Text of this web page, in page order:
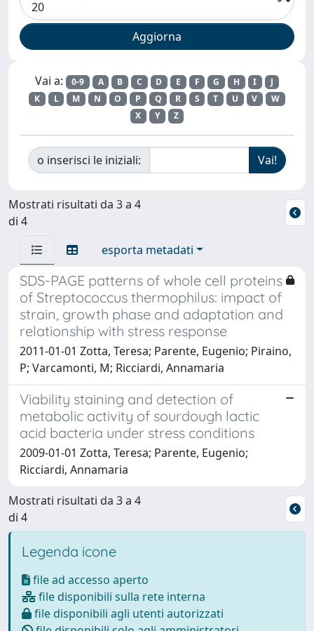
Vai a: 0-9 A B C D E F G H I
J
K
L M N O P Q R S T U V
W
X
Y Z
o inserisci le iniziali:
Mostrati risultati da 3 a 4
di 4
esporta metadati
SDS-PAGE patterns of whole cell proteins
of Streptococcus thermophilus: impact of
strain, growth phase and adaptation and
relationship with stress response
2011-01-01 Zotta, Teresa; Parente, Eugenio; Piraino,
P; Varcamonti, M; Ricciardi, Annamaria
Viability staining and detection of
metabolic activity of sourdough lactic
acid bacteria under stress conditions
2009-01-01 Zotta, Teresa; Parente, Eugenio;
Ricciardi, Annamaria
Mostrati risultati da 3 a 4
di 4
Legenda icone
file ad accesso aperto
file disponibili sulla rete interna
file disponibili agli utenti autorizzati